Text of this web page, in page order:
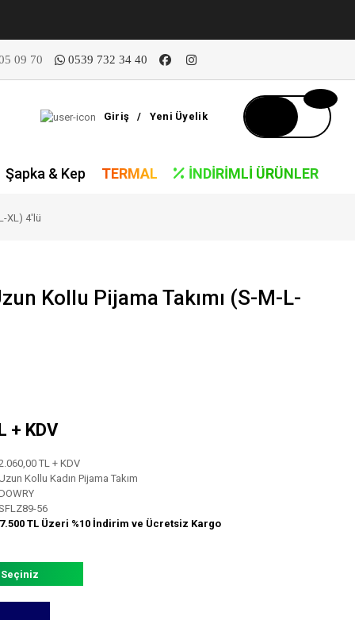
09 70 0539 732 34 40
Giriş / Yeni Üyelik
Şapka & Kep TERMAL İNDIRIMLI ÜRÜNLER
XL) 4'lü
Kollu Pijama Takımı (S-M-L-
+ KDV
TL + KDV
Kollu Kadın Pijama Takım
56
7.500 TL Üzeri %10 İndirim ve Ücretsiz Kargo
Seçiniz